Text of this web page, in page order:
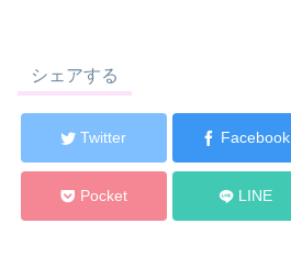
シェアする
Twitter Facebook
Pocket LINE